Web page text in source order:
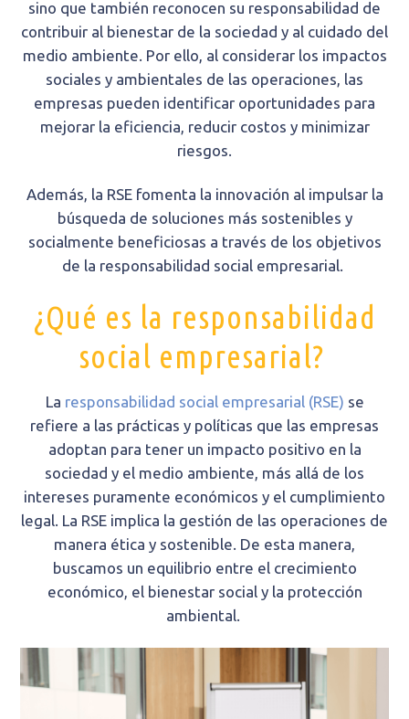
sino que también reconocen su responsabilidad de
contribuir al bienestar de la sociedad y al cuidado del
medio ambiente. Por ello, al considerar los impactos
sociales y ambientales de las operaciones, las
empresas pueden identificar oportunidades para
mejorar la eficiencia, reducir costos y minimizar
riesgos.
Además, la RSE fomenta la innovación al impulsar la
búsqueda de soluciones más sostenibles y
socialmente beneficiosas a través de los objetivos
de la responsabilidad social empresarial.
¿Qué es la responsabilidad
social empresarial?
La responsabilidad social empresarial (RSE) se
refiere a las prácticas y políticas que las empresas
adoptan para tener un impacto positivo en la
sociedad y el medio ambiente, más allá de los
intereses puramente económicos y el cumplimiento
legal. La RSE implica la gestión de las operaciones de
manera ética y sostenible. De esta manera,
buscamos un equilibrio entre el crecimiento
económico, el bienestar social y la protección
ambiental.